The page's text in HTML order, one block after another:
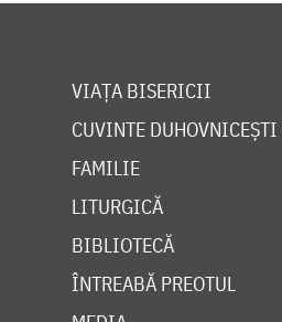
VIAȚA BISERICII
CUVINTE DUHOVNICEȘTI
FAMILIE
LITURGICĂ
BIBLIOTECĂ
ÎNTREABĂ PREOTUL